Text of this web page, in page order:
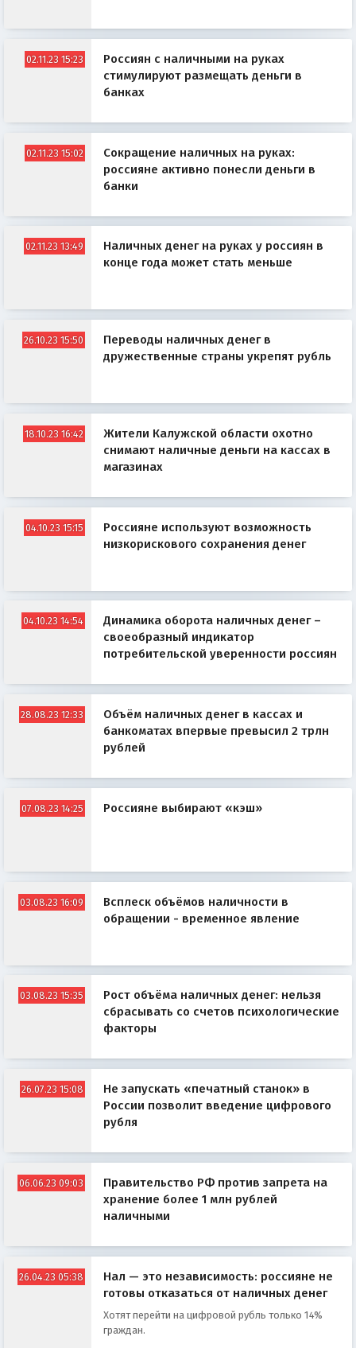
02.11.23 15:23
Россиян с наличными на руках
стимулируют размещать деньги в
банках
02.11.23 15:02
Сокращение наличных на руках:
россияне активно понесли деньги в
банки
02.11.23 13:49
Наличных денег на руках у россиян в
конце года может стать меньше
26.10.23 15:50
Переводы наличных денег в
дружественные страны укрепят рубль
18.10.23 16:42
Жители Калужской области охотно
снимают наличные деньги на кассах в
магазинах
04.10.23 15:15
Россияне используют возможность
низкорискового сохранения денег
04.10.23 14:54
Динамика оборота наличных денег –
своеобразный индикатор
потребительской уверенности россиян
28.08.23 12:33
Объём наличных денег в кассах и
банкоматах впервые превысил 2 трлн
рублей
07.08.23 14:25 Россияне выбирают «кэш»
03.08.23 16:09
Всплеск объёмов наличности в
обращении - временное явление
03.08.23 15:35
Рост объёма наличных денег: нельзя
сбрасывать со счетов психологические
факторы
26.07.23 15:08
Не запускать «печатный станок» в
России позволит введение цифрового
рубля
06.06.23 09:03
Правительство РФ против запрета на
хранение более 1 млн рублей
наличными
26.04.23 05:38
Нал — это независимость: россияне не
готовы отказаться от наличных денег
Хотят перейти на цифровой рубль только 14%
граждан.